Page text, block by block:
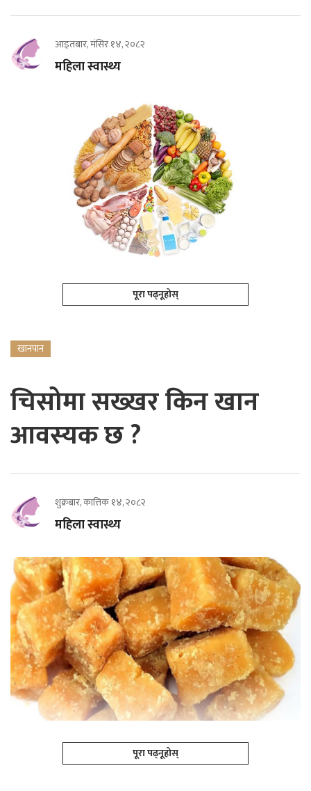
आइतबार, मंसिर १४, २०८२
महिला स्वास्थ्य
पूरा पढ्नूहोस्
खानपान
चिसोमा सख्खर किन खान
आवस्यक छ ?
शुक्रबार, कात्तिक १४, २०८२
महिला स्वास्थ्य
पूरा पढ्नूहोस्